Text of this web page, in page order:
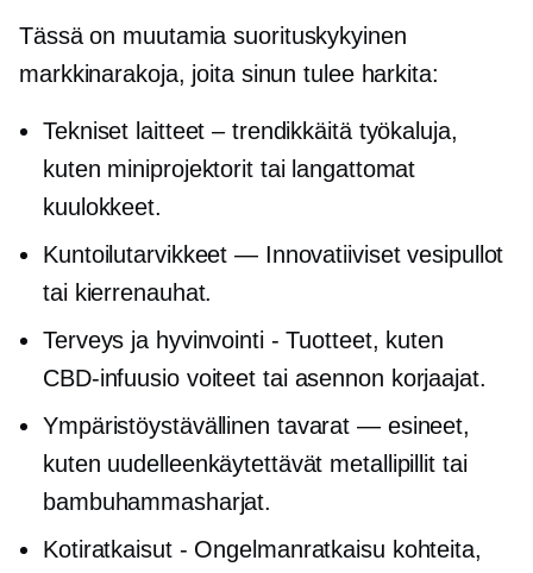
Tässä on muutamiasuorituskykyinen
markkinarakoja, joita sinun tulee harkita:
Tekniset laitteet – trendikkäitä työkaluja,
kuten miniprojektorit tai langattomat
kuulokkeet.
Kuntoilutarvikkeet — Innovatiiviset vesipullot
tai kierrenauhat.
Terveys ja hyvinvointi - Tuotteet, kuten
CBD-infuusiovoiteet tai asennon korjaajat.
Ympäristöystävällinen tavarat — esineet,
kuten uudelleenkäytettävät metallipillit tai
bambuhammasharjat.
Kotiratkaisut - Ongelmanratkaisu kohteita,